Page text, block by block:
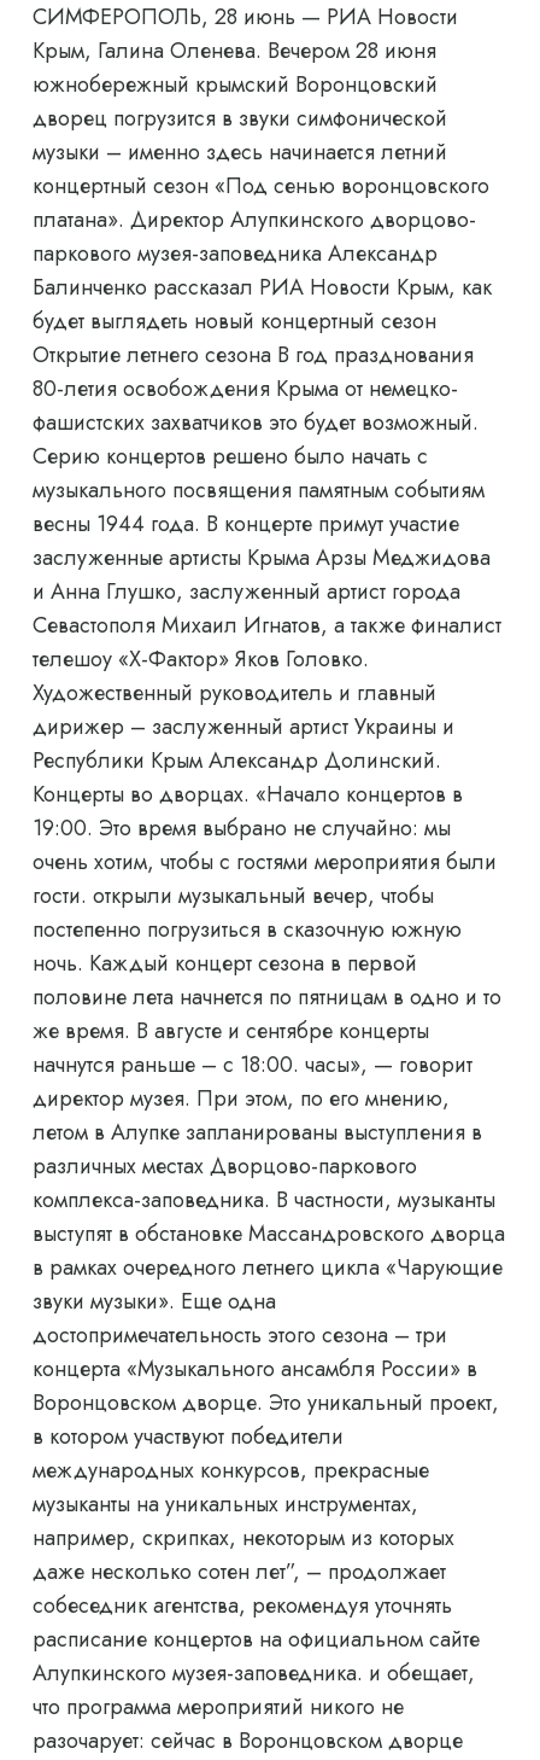
СИМФЕРОПОЛЬ, 28 июнь — РИА Новости
Крым, Галина Оленева. Вечером 28 июня
южнобережный крымский Воронцовский
дворец погрузится в звуки симфонической
музыки – именно здесь начинается летний
концертный сезон «Под сенью воронцовского
платана». Директор Алупкинского дворцово-
паркового музея-заповедника Александр
Балинченко рассказал РИА Новости Крым, как
будет выглядеть новый концертный сезон
Открытие летнего сезона В год празднования
80-летия освобождения Крыма от немецко-
фашистских захватчиков это будет возможный.
Серию концертов решено было начать с
музыкального посвящения памятным событиям
весны 1944 года. В концерте примут участие
заслуженные артисты Крыма Арзы Меджидова
и Анна Глушко, заслуженный артист города
Севастополя Михаил Игнатов, а также финалист
телешоу «Х-Фактор» Яков Головко.
Художественный руководитель и главный
дирижер – заслуженный артист Украины и
Республики Крым Александр Долинский.
Концерты во дворцах. «Начало концертов в
19:00. Это время выбрано не случайно: мы
очень хотим, чтобы с гостями мероприятия были
гости. открыли музыкальный вечер, чтобы
постепенно погрузиться в сказочную южную
ночь. Каждый концерт сезона в первой
половине лета начнется по пятницам в одно и то
же время. В августе и сентябре концерты
начнутся раньше – с 18:00. часы», — говорит
директор музея. При этом, по его мнению,
летом в Алупке запланированы выступления в
различных местах Дворцово-паркового
комплекса-заповедника. В частности, музыканты
выступят в обстановке Массандровского дворца
в рамках очередного летнего цикла «Чарующие
звуки музыки». Еще одна
достопримечательность этого сезона – три
концерта «Музыкального ансамбля России» в
Воронцовском дворце. Это уникальный проект,
в котором участвуют победители
международных конкурсов, прекрасные
музыканты на уникальных инструментах,
например, скрипках, некоторым из которых
даже несколько сотен лет”, – продолжает
собеседник агентства, рекомендуя уточнять
расписание концертов на официальном сайте
Алупкинского музея-заповедника. и обещает,
что программа мероприятий никого не
разочарует: сейчас в Воронцовском дворце